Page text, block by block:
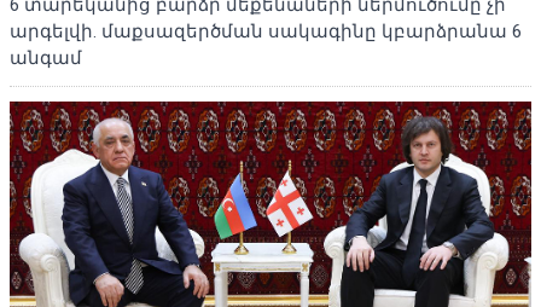
6 տարեկանից բարձր մեքենաների ներմուծումը չի
արգելվի. մաքսազերծման սակագինը կբարձրանա 6
անգամ